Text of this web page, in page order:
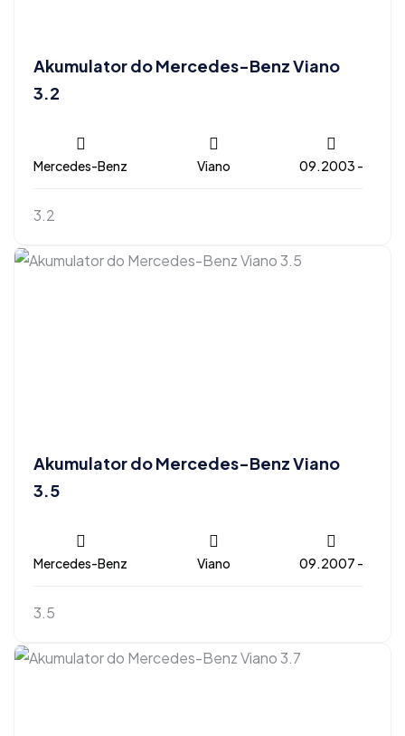
Akumulator do Mercedes-Benz Viano
3.2
Mercedes-Benz Viano 09.2003 -
3.2
Akumulator do Mercedes-Benz Viano
3.5
Mercedes-Benz Viano 09.2007 -
3.5